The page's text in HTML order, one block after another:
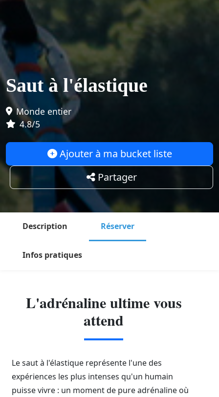
Saut à l'élastique
Monde entier
4.8/5
Ajouter à ma bucket liste
Partager
Description Réserver
Infos pratiques
L'adrénaline ultime vous
attend
Le saut à l'élastique représente l'une des
expériences les plus intenses qu'un humain
puisse vivre : un moment de pure adrénaline où